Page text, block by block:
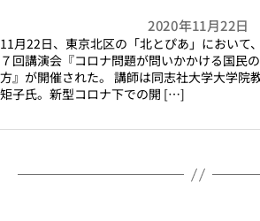
2020年11月22日
11月22日、東京北区の「北とぴあ」において
７回講演会『コロナ問題が問いかかける国民
方』が開催された。 講師は同志社大学大学院
矩子氏。新型コロナ下での開 […]